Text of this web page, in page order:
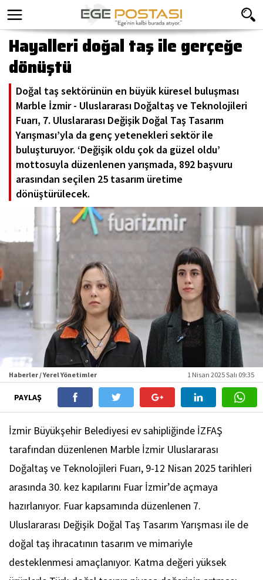
Hayalleri doğal taş ile gerçeğe
dönüştü
Doğal taş sektörünün en büyük küresel buluşması
Marble İzmir - Uluslararası Doğaltaş ve Teknolojileri
Fuarı, 7. Uluslararası Değişik Doğal Taş Tasarım
Yarışması’yla da genç yetenekleri sektör ile
buluşturuyor. ‘Değişik oldu çok da güzel oldu’
mottosuyla düzenlenen yarışmada, 892 başvuru
arasından seçilen 25 tasarım üretime
dönüştürülecek.
Haberler / Yerel Yönetimler 1 Nisan 2025 Salı 09:35
PAYLAŞ
İzmir Büyükşehir Belediyesi ev sahipliğinde İZFAŞ
tarafından düzenlenen Marble İzmir Uluslararası
Doğaltaş ve Teknolojileri Fuarı, 9-12 Nisan 2025 tarihleri
arasında 30. kez kapılarını Fuar İzmir’de açmaya
hazırlanıyor. Fuar kapsamında düzenlenen 7.
Uluslararası Değişik Doğal Taş Tasarım Yarışması ile de
doğal taş ihracatının tasarım ve mimariyle
desteklenmesi amaçlanıyor. Katma değeri yüksek